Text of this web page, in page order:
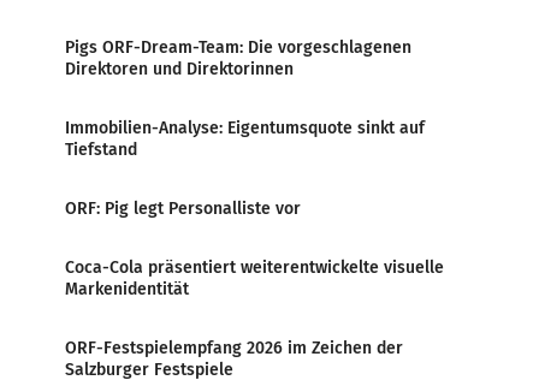
Pigs ORF-Dream-Team: Die vorgeschlagenen
Direktoren und Direktorinnen
Immobilien-Analyse: Eigentumsquote sinkt auf
Tiefstand
ORF: Pig legt Personalliste vor
Coca-Cola präsentiert weiterentwickelte visuelle
Markenidentität
ORF-Festspielempfang 2026 im Zeichen der
Salzburger Festspiele